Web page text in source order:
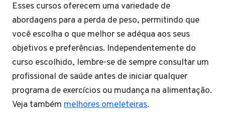
Esses cursos oferecem uma variedade de
abordagens para a perda de peso, permitindo que
você escolha o que melhor se adéqua aos seus
objetivos e preferências. Independentemente do
curso escolhido, lembre-se de sempre consultar um
profissional de saúde antes de iniciar qualquer
programa de exercícios ou mudança na alimentação.
Veja também melhores omeleteiras.